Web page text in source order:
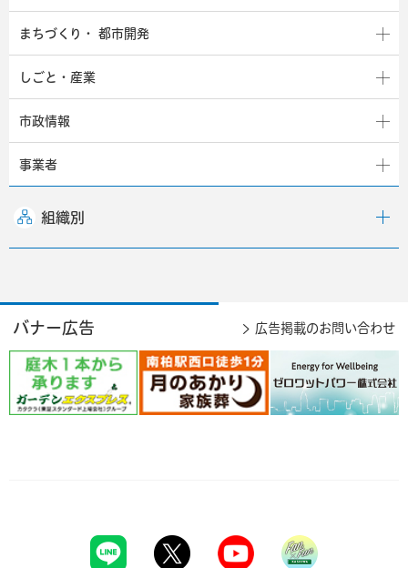
まちづくり・ 都市開発
しごと・産業
市政情報
事業者
組織別
バナー広告 広告掲載のお問い合わせ